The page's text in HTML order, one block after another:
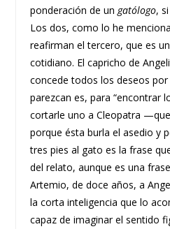
ponderación de un gatólogo,
Los dos, como lo he
reafirman el tercero, que es
cotidiano. El capricho de
concede todos los deseos
parezcan es, para “encontrar
cortarle uno a Cleopatra
porque ésta burla el asedio y
tres pies al gato es la frase
del relato, aunque es una
Artemio, de doce años, a
la corta inteligencia que lo
capaz de imaginar el sentido